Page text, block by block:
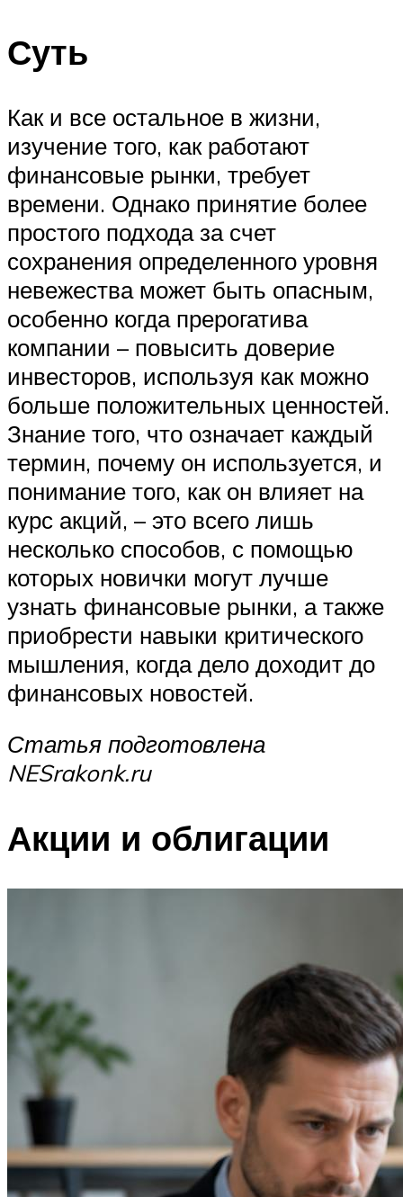
Суть
Как и все остальное в жизни,
изучение того, как работают
финансовые рынки, требует
времени. Однако принятие более
простого подхода за счет
сохранения определенного уровня
невежества может быть опасным,
особенно когда прерогатива
компании – повысить доверие
инвесторов, используя как можно
больше положительных ценностей.
Знание того, что означает каждый
термин, почему он используется, и
понимание того, как он влияет на
курс акций, – это всего лишь
несколько способов, с помощью
которых новички могут лучше
узнать финансовые рынки, а также
приобрести навыки критического
мышления, когда дело доходит до
финансовых новостей.
Статья подготовлена
NESrakonk.ru
Акции и облигации